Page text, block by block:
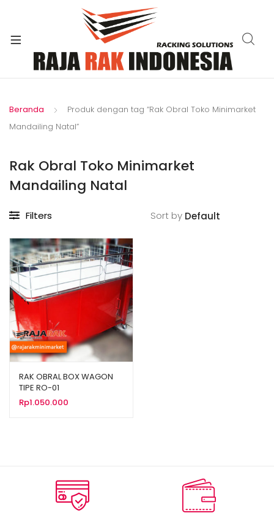
Beranda
Produk dengan tag “Rak Obral Toko Minimarket
Mandailing Natal”
Rak Obral Toko Minimarket
Mandailing Natal
Filters Sort by
RAK OBRAL BOX WAGON
TIPE RO-01
Rp1.050.000